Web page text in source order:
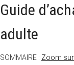
Guide
adulte
SOMMAIRE : Zoom